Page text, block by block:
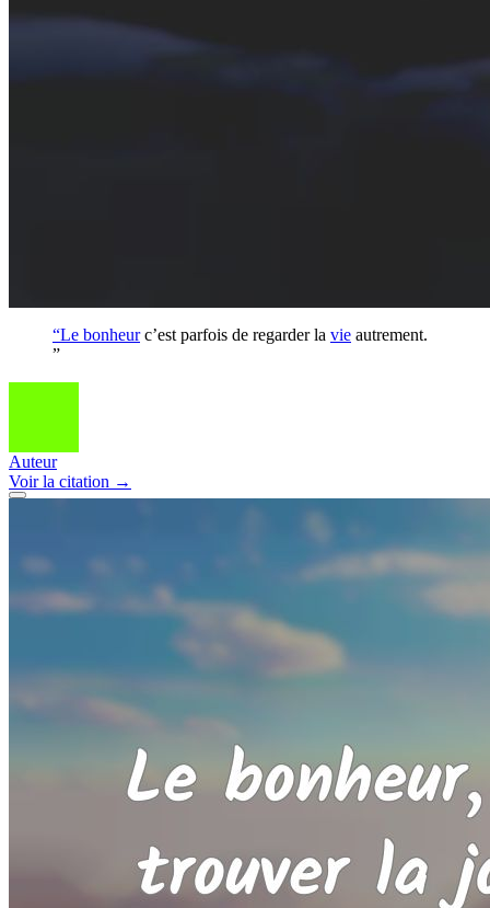
“Le bonheurc’est parfois de regarder la vie autrement.
”
Auteur
Voirla citation →